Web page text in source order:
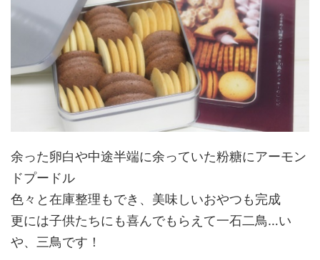
余った卵白や中途半端に余っていた粉糖にアーモン
ドプードル
色々と在庫整理もでき、美味しいおやつも完成
更には子供たちにも喜んでもらえて一石二鳥…い
や、三鳥です！